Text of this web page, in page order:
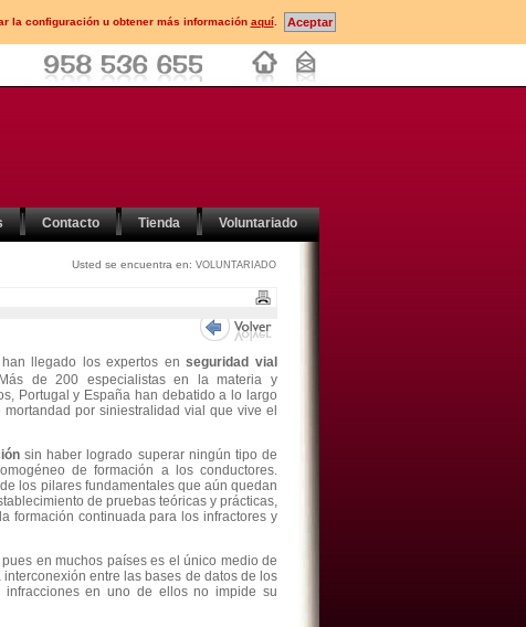
la configuración u obtener más información aquí.
Contacto Tienda Voluntariado
Usted se encuentra en: VOLUNTARIADO
llegado los expertos enseguridad vial
de 200 especialistas en la materia y
Portugal y España han debatido a lo largo
por siniestralidad vial que vive el
sin haber logrado superar ningún tipo de
de formación a los conductores.
los pilares fundamentales que aún quedan
de pruebas teóricas y prácticas,
formación continuada para los infractores y
en muchos países es el único medio de
entre las bases de datos de los
en uno de ellos no impide su